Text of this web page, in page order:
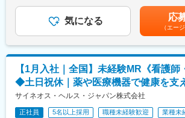
キシブルにキャリアが形成できます。その
ジャー、研修部門など）への道もあります。
【業務内容】
大手製薬会社などを中心としたクライアン
配属です。担当エリアの医療機関（開業医
医師、薬剤師に課題解決するための医薬品情
報の収集を行っていただきます。
■新薬のプロモーション
■夜勤なし！日勤・土日祝休みで働き方改善
スの両立が叶う！
■明確な評価制度あり！自身の成果や頑張り
年収に反映されます。また、在籍年数が増
や四半期一時金などの手当もアップします
努力がきちんと報われる報酬制度になって
《丁寧な研修・支援体制で成長を応援！》
入社後は2カ月間の研修制度がありますので
てご応募ください！同期社員と一緒に集中
動・四半期一時金：10万円（四半期に1回、
だし支給条件有。他、永続勤務報奨金（3年
勤務10万円…）ございます。賃金はあくまで
り、選考を通じて上下する可能性がありま
当を含めた表記です。
気になる 応
（エー
【1月入社｜全国】未経験MR《看護師
◆土日祝休｜薬や医療機器で健康を支
サイネオス・ヘルス・ジャパン株式会社
正社員 5名以上採用 職種未経験歓迎 業種未